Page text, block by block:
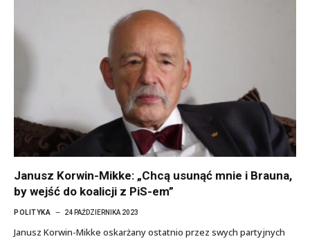
Janusz Korwin-Mikke: „Chcą usunąć mnie i Brauna,
by wejść do koalicji z PiS-em”
POLITYKA 24 PAŹDZIERNIKA 2023
Janusz Korwin-Mikke oskarżany ostatnio przez swych partyjnych